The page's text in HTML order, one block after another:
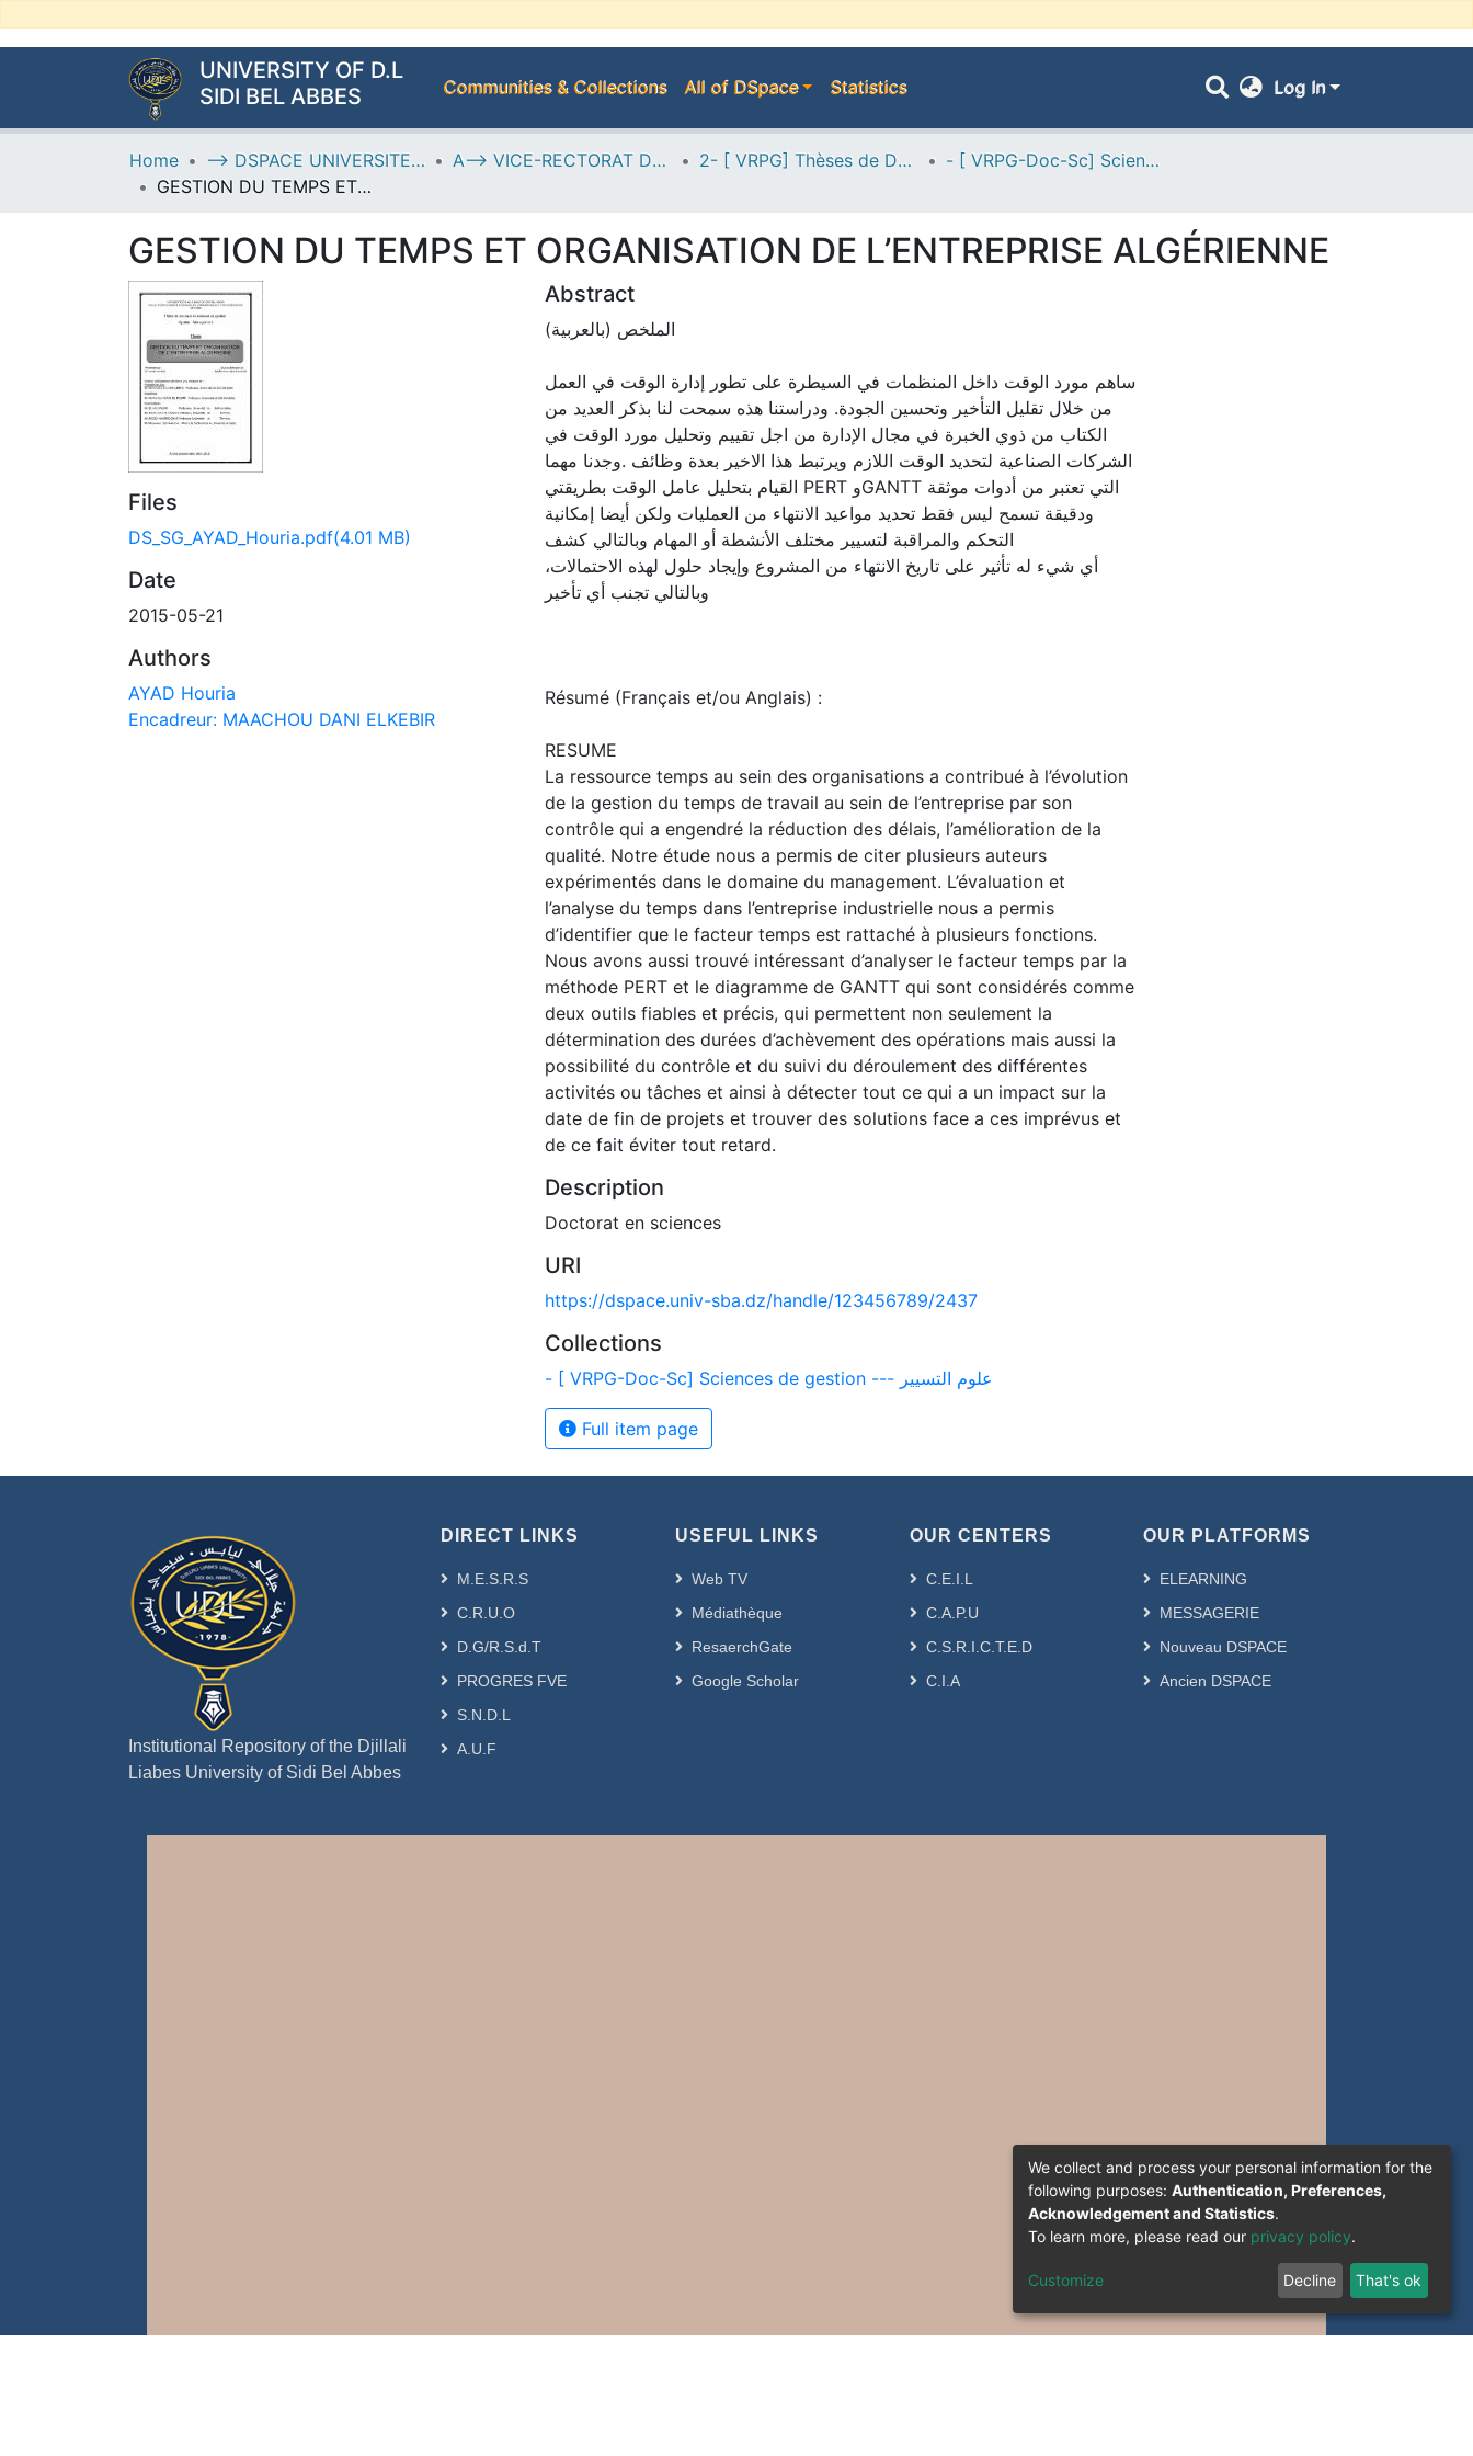
UNIVERSITY OF D.L
SIDI BEL ABBES
Communities & Collections All of DSpace Statistics Log In
Home --> DSPACE UNIVERSITE DJILALLI LIABES DE SIDI BEL ABBES A--> VICE-RECTORAT DE LA POST-GRADUATION 2- [ VRPG] Thèses de Doctorat en Sciences
- [ VRPG-Doc-Sc] Sciences de gestion --- علوم التسيير
GESTION DU TEMPS ET ORGANISATION DE L’ENTREPRISE ALGÉRIENNE
GESTION DU TEMPS ET ORGANISATION DE L’ENTREPRISE ALGÉRIENNE
Files
DS_SG_AYAD_Houria.pdf(4.01 MB)
Date
2015-05-21
Authors
AYAD Houria
Encadreur: MAACHOU DANI ELKEBIR
Abstract
الملخص (بالعربية)
ساهم مورد الوقت داخل المنظمات في السيطرة على تطور إدارة الوقت في العمل
من خلال تقليل التأخير وتحسين الجودة. ودراستنا هذه سمحت لنا بذكر العديد من
الكتاب من ذوي الخبرة في مجال الإدارة من اجل تقييم وتحليل مورد الوقت في
الشركات الصناعية لتحديد الوقت اللازم ويرتبط هذا الاخير بعدة وظائف .وجدنا مهما
القيام بتحليل عامل الوقت بطريقتي PERT وGANTT التي تعتبر من أدوات موثقة
ودقيقة تسمح ليس فقط تحديد مواعيد الانتهاء من العمليات ولكن أيضا إمكانية
التحكم والمراقبة لتسيير مختلف الأنشطة أو المهام وبالتالي كشف
أي شيء له تأثير على تاريخ الانتهاء من المشروع وإيجاد حلول لهذه الاحتمالات،
وبالتالي تجنب أي تأخير
Résumé (Français et/ou Anglais) :
RESUME
La ressource temps au sein des organisations a contribué à l’évolution
de la gestion du temps de travail au sein de l’entreprise par son
contrôle qui a engendré la réduction des délais, l’amélioration de la
qualité. Notre étude nous a permis de citer plusieurs auteurs
expérimentés dans le domaine du management. L’évaluation et
l’analyse du temps dans l’entreprise industrielle nous a permis
d’identifier que le facteur temps est rattaché à plusieurs fonctions.
Nous avons aussi trouvé intéressant d’analyser le facteur temps par la
méthode PERT et le diagramme de GANTT qui sont considérés comme
deux outils fiables et précis, qui permettent non seulement la
détermination des durées d’achèvement des opérations mais aussi la
possibilité du contrôle et du suivi du déroulement des différentes
activités ou tâches et ainsi à détecter tout ce qui a un impact sur la
date de fin de projets et trouver des solutions face a ces imprévus et
de ce fait éviter tout retard.
Description
Doctorat en sciences
URI
https://dspace.univ-sba.dz/handle/123456789/2437
Collections
- [ VRPG-Doc-Sc] Sciences de gestion --- علوم التسيير
Full item page
Institutional Repository of the Djillali
Liabes University of Sidi Bel Abbes
DIRECT LINKS
M.E.S.R.S
C.R.U.O
D.G/R.S.d.T
PROGRES FVE
S.N.D.L
A.U.F
USEFUL LINKS
Web TV
Médiathèque
ResaerchGate
Google Scholar
OUR CENTERS
C.E.I.L
C.A.P.U
C.S.R.I.C.T.E.D
C.I.A
OUR PLATFORMS
ELEARNING
MESSAGERIE
Nouveau DSPACE
Ancien DSPACE
We collect and process your personal information for the
following purposes: Authentication, Preferences,
Acknowledgement and Statistics.
To learn more, please read our privacy policy.
Customize Decline That's ok